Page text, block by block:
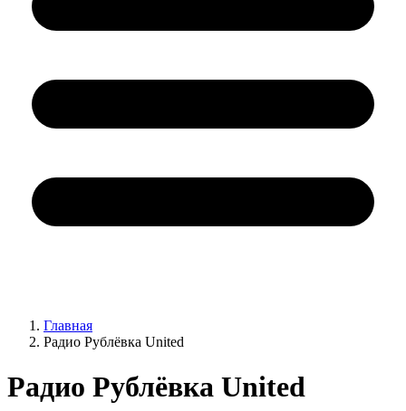
Главная
Радио Рублёвка United
Радио Рублёвка United